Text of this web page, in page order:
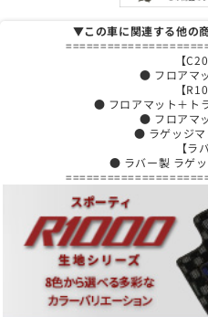
▼この車に関連する他の
【
● フロアマ
【
● フロアマット＋ト
● フロアマ
● ラゲッジマ
【ラ
● ラバー製 ラゲ